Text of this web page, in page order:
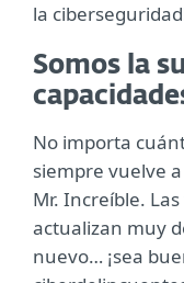
la
Somos la
No importa
siempre vuelve
Mr. Increíble.
actualizan muy
nuevo… ¡sea